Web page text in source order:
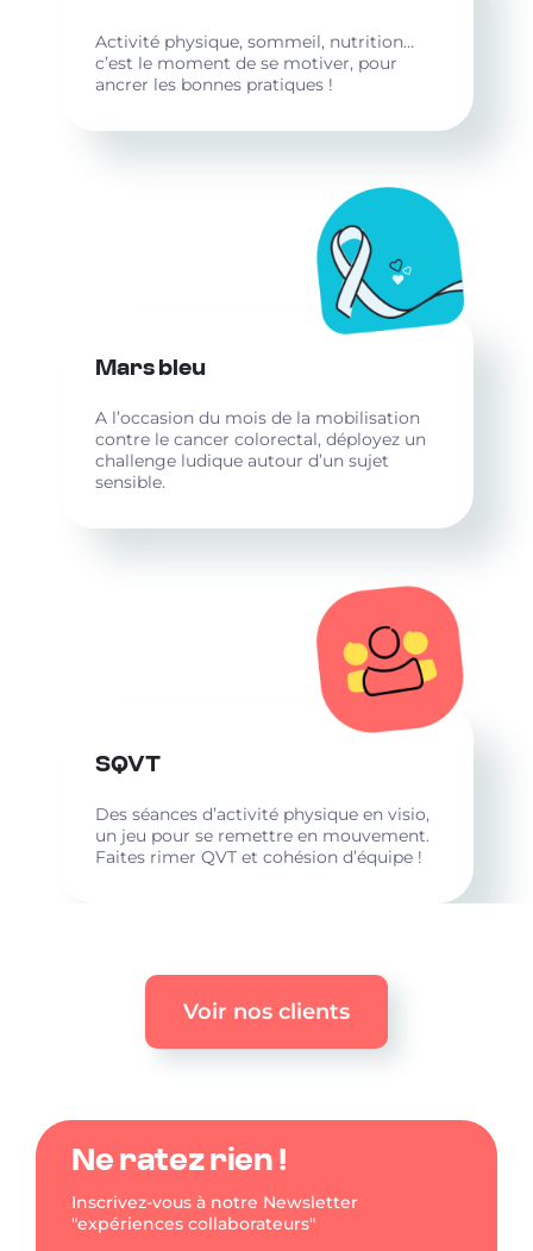
Activité physique, sommeil, nutrition…
c’est le moment de se motiver, pour
ancrer les bonnes pratiques !
Mars bleu
A l’occasion du mois de la mobilisation
contre le cancer colorectal, déployez un
challenge ludique autour d’un sujet
sensible.
SQVT
Des séances d’activité physique en visio,
un jeu pour se remettre en mouvement.
Faites rimer QVT et cohésion d’équipe !
Voir nos clients
Ne ratez rien !
Inscrivez-vous à notre Newsletter
"expériences collaborateurs"